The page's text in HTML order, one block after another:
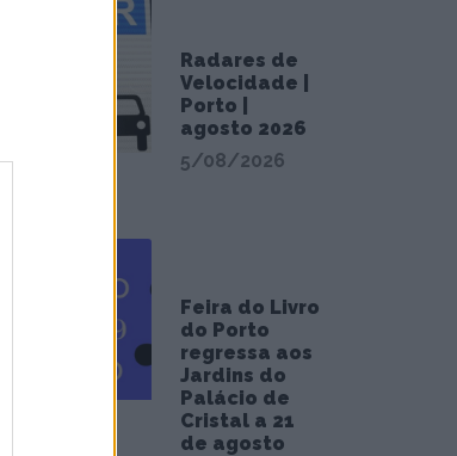
Radares de
Velocidade |
Porto |
agosto 2026
5/08/2026
Feira do Livro
do Porto
regressa aos
Jardins do
Palácio de
Cristal a 21
de agosto